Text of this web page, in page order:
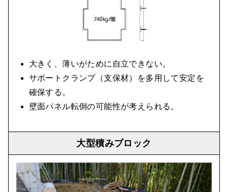
大きく、薄いがために自立できない。
サポートクランプ（支保材）を多用して安定を
確保する。
壁面パネル転倒の可能性が考えられる。
大型積みブロック